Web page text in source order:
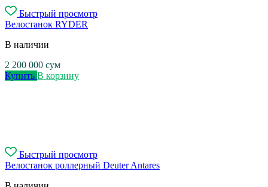
Быстрый просмотр
Велостанок RYDER
В наличии
2 200 000 сум
Купить В корзину
Быстрый просмотр
Велостанок роллерный Deuter Antares